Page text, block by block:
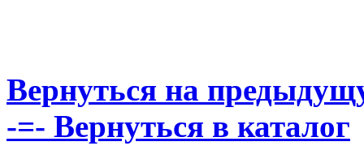
Вернуться на
-=- Вернуться в каталог